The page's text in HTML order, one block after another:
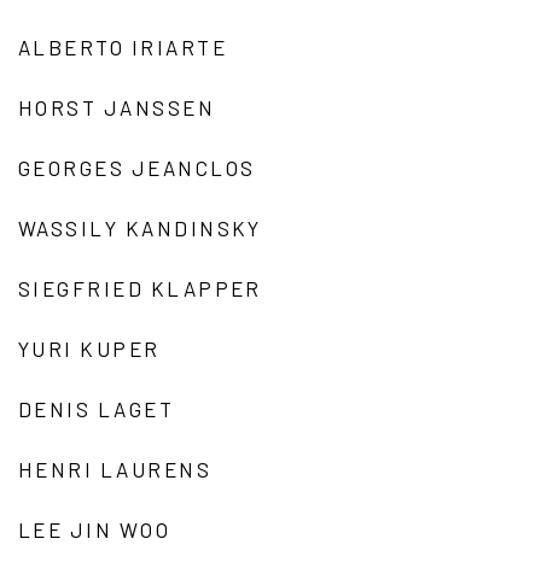
ALBERTO IRIARTE
HORST JANSSEN
GEORGES JEANCLOS
WASSILY KANDINSKY
SIEGFRIED KLAPPER
YURI KUPER
DENIS LAGET
HENRI LAURENS
LEE JIN WOO